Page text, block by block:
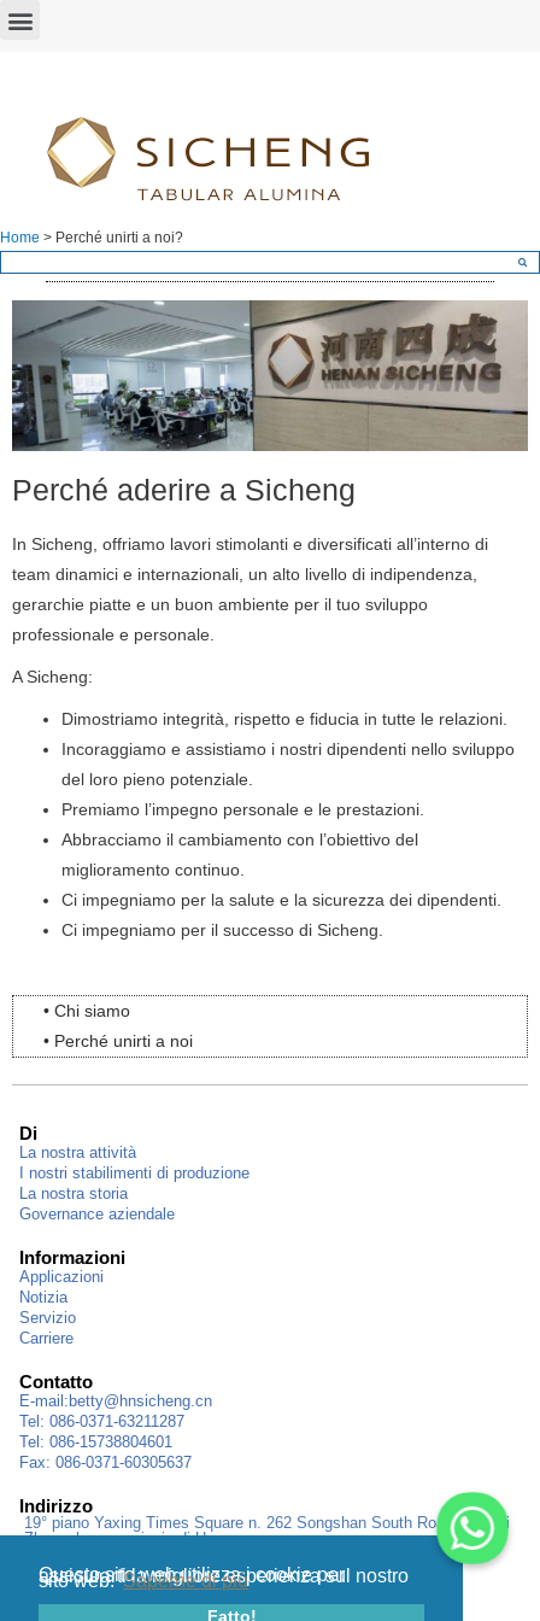
Questo sito web utilizza i cookie per assicurarti la migliore esperienza sul nostro
sito web.Saperne di più
Fatto!
Home > Perché unirti a noi?
Perché aderire a Sicheng
In Sicheng, offriamo lavori stimolanti e diversificati all’interno di
team dinamici e internazionali, un alto livello di indipendenza,
gerarchie piatte e un buon ambiente per il tuo sviluppo
professionale e personale.
A Sicheng:
Dimostriamo integrità, rispetto e fiducia in tutte le relazioni.
Incoraggiamo e assistiamo i nostri dipendenti nello sviluppo
del loro pieno potenziale.
Premiamo l’impegno personale e le prestazioni.
Abbracciamo il cambiamento con l’obiettivo del
miglioramento continuo.
Ci impegniamo per la salute e la sicurezza dei dipendenti.
Ci impegniamo per il successo di Sicheng.
• Chi siamo
• Perché unirti a noi
Di
La nostra attività
I nostri stabilimenti di produzione
La nostra storia
Governance aziendale
Informazioni
Applicazioni
Notizia
Servizio
Carriere
Contatto
E-mail: betty@hnsicheng.cn
Tel: 086-0371-63211287
Tel: 086-15738804601
Fax: 086-0371-60305637
Indirizzo
19° piano Yaxing Times Square n. 262 Songshan South Road, città di
Zhengzhou, provincia di Henan